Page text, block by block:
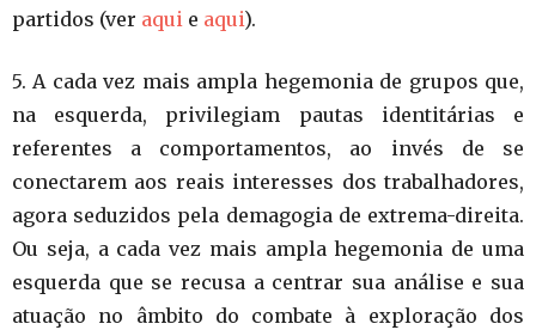
partidos (ver aqui e aqui).
5. A cada vez mais ampla hegemonia de grupos que,
na esquerda, privilegiam pautas identitárias e
referentes a comportamentos, ao invés de se
conectarem aos reais interesses dos trabalhadores,
agora seduzidos pela demagogia de extrema-direita.
Ou seja, a cada vez mais ampla hegemonia de uma
esquerda que se recusa a centrar sua análise e sua
atuação no âmbito do combate à exploração dos